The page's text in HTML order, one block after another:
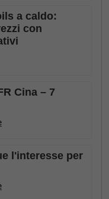
a caldo:
con
Cina – 7
l'interesse per